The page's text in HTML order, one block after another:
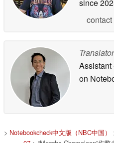
since
Assistant
on
> Notebookcheck中文版（NBC中国）